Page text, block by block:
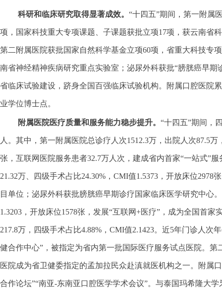
科研和临床研究取得显著成效。 “十四五”期间，第一附属
项，国家科技重大专项课题、子课题获批立项17项，获云南省
第二附属医院获批国家自然科学基金立项60项，省重大科技专
南省神经精神疾病研究重点实验室；泌尿外科获批“膀胱癌早
省临床试验建设，跻身全国百强临床试验机构。附属口腔医院
业学位博士点。
附属医院医疗质量和服务能力稳步提升。 “十四五”期间，
人。其中，第一附属医院总诊疗人次1512.3万，出院人次87.5
张，互联网医院服务患者32.7万人次，建成省内首家“一站式”
21.32万、四级手术占比24.30%，CMI值1.5373，开放床位
目单位；泌尿外科获批膀胱癌早期诊疗国家临床医学研究中心
1.3203，开放床位1578张，发展“互联网+医疗”，成为全国首
217.8万，四级手术占比4.88%，CMI值2.1423。近5年门诊人
健合作中心”，被指定为省内第一批国际医疗服务试点医院。
医院成为省卫健委指定的孟加拉民众赴滇就医机构之一。附属
合作论坛”“南亚-东南亚口腔医学学术会议”。与泰国玛希隆大